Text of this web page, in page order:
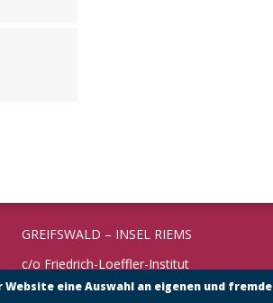
GREIFSWALD – INSEL RIEMS
c/o Friedrich-Loeffler-Institut
Bundesforschungsinstitut für
Tiergesundheit
eine Auswahl an eigenen und